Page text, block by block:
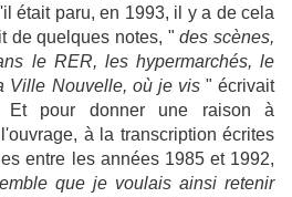
était paru, en 1993, il y a de cela
de quelques notes, "des scènes,
le RER, les hypermarchés, le
Ville Nouvelle, où je vis" écrivait
Et pour donner une raison à
à la transcription écrites
entre les années 1985 et 1992,
que je voulais ainsi retenir